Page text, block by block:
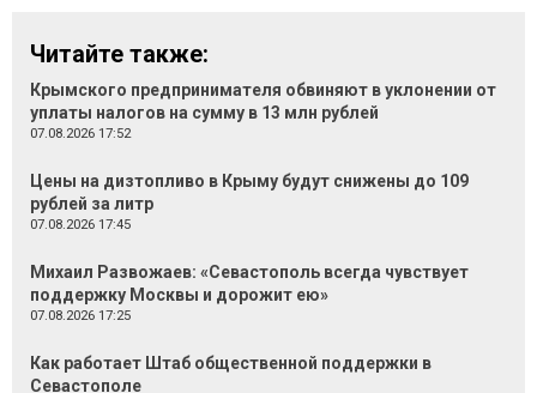
Читайте также:
Крымского предпринимателя обвиняют в уклонении от
уплаты налогов на сумму в 13 млн рублей
07.08.2026 17:52
Цены на дизтопливо в Крыму будут снижены до 109
рублей за литр
07.08.2026 17:45
Михаил Развожаев: «Севастополь всегда чувствует
поддержку Москвы и дорожит ею»
07.08.2026 17:25
Как работает Штаб общественной поддержки в
Севастополе